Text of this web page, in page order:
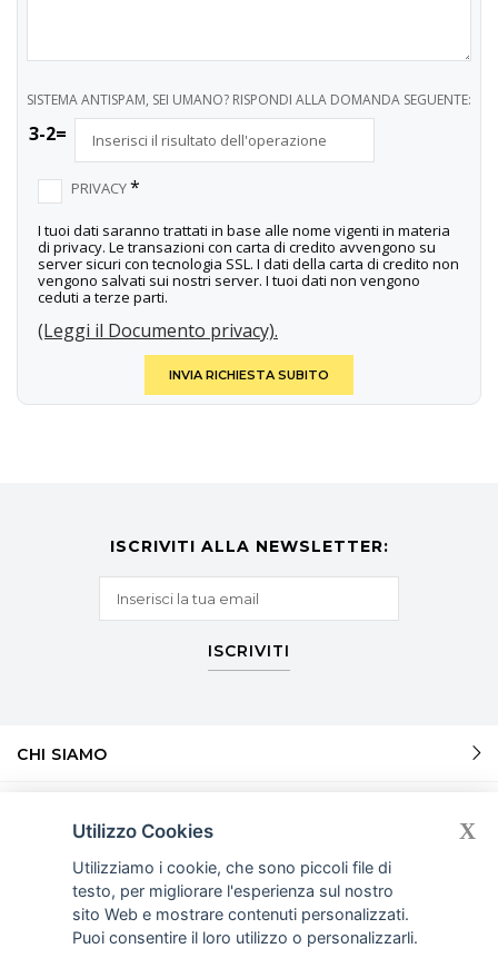
SISTEMA ANTISPAM, SEI UMANO? RISPONDI ALLA DOMANDA SEGUENTE:
3-2=
PRIVACY*
I tuoi dati saranno trattati in base alle nome vigenti in materia
di privacy. Le transazioni con carta di credito avvengono su
server sicuri con tecnologia SSL. I dati della carta di credito non
vengono salvati sui nostri server. I tuoi dati non vengono
ceduti a terze parti.
(Leggi il Documento privacy).
INVIA RICHIESTA SUBITO
ISCRIVITI ALLA NEWSLETTER:
ISCRIVITI
CHI SIAMO
SERVIZI
INFORMAZIONI
Utilizzo Cookies
Utilizziamo i cookie, che sono piccoli file di
testo, per migliorare l'esperienza sul nostro
sito Web e mostrare contenuti personalizzati.
Puoi consentire il loro utilizzo o personalizzarli.
X